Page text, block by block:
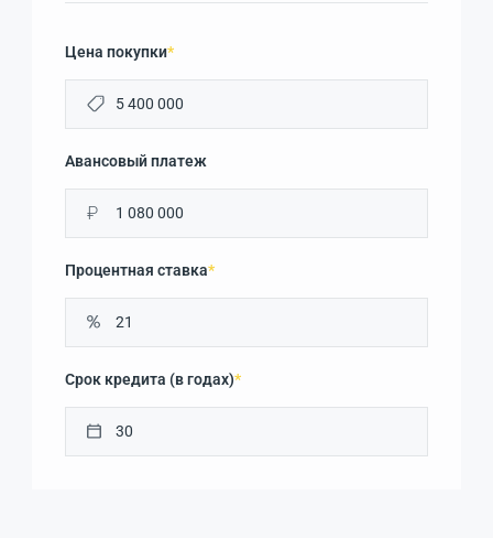
Цена покупки*
Авансовый платеж
₽
Процентная ставка*
Срок кредита (в годах)*